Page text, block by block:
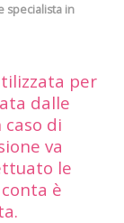
specialista in
per
dalle
di
va
le
è